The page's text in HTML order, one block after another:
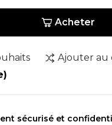
Acheter
Ajouter au
sécurisé et